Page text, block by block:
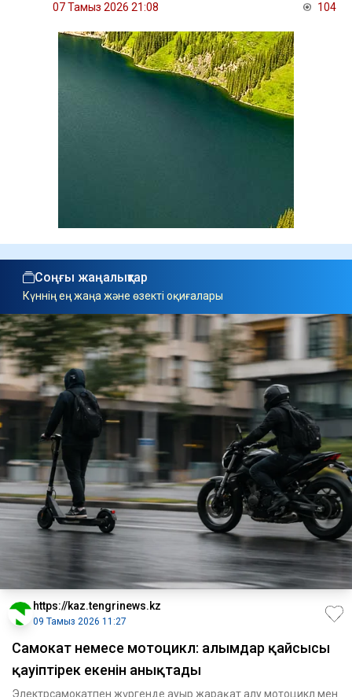
07 Тамыз 2026 21:08 104
Соңғы жаңалықтар
Күннің ең жаңа және өзекті оқиғалары
https://kaz.tengrinews.kz
09 Тамыз 2026 11:27
Самокат немесе мотоцикл: ғалымдар қайсысы
қауіптірек екенін анықтады
Электрсамокатпен жүргенде ауыр жарақат алу мотоцикл мен